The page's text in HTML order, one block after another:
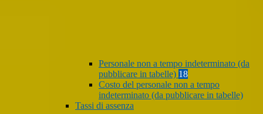
Personale non a tempo indeterminato (da
pubblicare in tabelle) 18
Costo del personale non a tempo
indeterminato (da pubblicare in tabelle)
Tassi di assenza